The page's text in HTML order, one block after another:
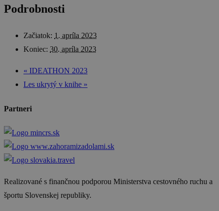
Podrobnosti
Začiatok: 1. apríla 2023
Koniec: 30. apríla 2023
« IDEATHON 2023
Les ukrytý v knihe »
Partneri
Realizované s finančnou podporou Ministerstva cestovného ruchu a
športu Slovenskej republiky.